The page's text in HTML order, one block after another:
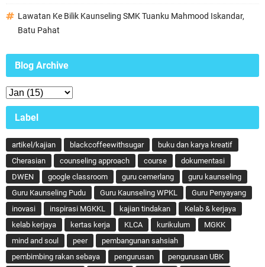
Lawatan Ke Bilik Kaunseling SMK Tuanku Mahmood Iskandar,
Batu Pahat
Blog Archive
Label
artikel/kajian blackcoffeewithsugar
buku dan karya kreatif
Cherasian
counseling approach course
dokumentasi
DWEN
google classroom guru cemerlang
guru kaunseling
Guru Kaunseling Pudu
Guru Kaunseling WPKL
Guru Penyayang
inovasi
inspirasi MGKKL kajian tindakan
Kelab & kerjaya
kelab kerjaya
kertas kerja KLCA kurikulum
MGKK
mind and soul
peer
pembangunan sahsiah
pembimbing rakan sebaya
pengurusan
pengurusan UBK